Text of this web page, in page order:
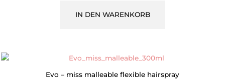
IN DEN WARENKORB
Evo – miss malleable flexible hairspray